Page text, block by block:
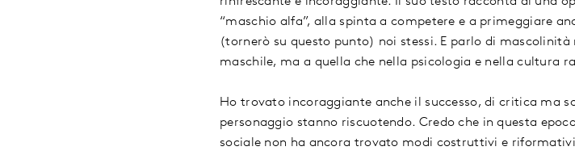
“maschio alfa”, alla spinta a competere e a primeggiare
(tornerò su questo punto) noi stessi. E parlo di
maschile, ma a quella che nella psicologia e nella cultura
Ho trovato incoraggiante anche il successo, di critica ma
personaggio stanno riscuotendo. Credo che in questa
sociale non ha ancora trovato modi costruttivi e